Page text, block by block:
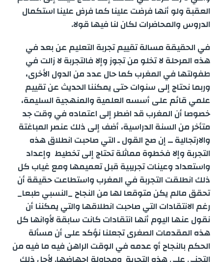
العقبة ولو أنها فرضت علينا كما فرض علينا استكمال
الدروس والمحاضرات لكان لنا فيها قولا.
في الحقيقة مسالة تقييم تجربة التعليم عن بعد في
هذه المرحلة لا تخلو من تجوز وإلا فالتجربة لا زالت في
طفولتها في المغرب كما حال عدد من الدول الأخرى،
وربما نحتاج إلى سنوات حتى يمكننا الحديث عن تقييم
علمي قائم على أسسه العلمية والمنهجية السليمة،
خصوصا أن المغرب قد اضطر إلى اعتماده في وقت جد
متأخر من السنة الدراسية، أضف إلى ذلك عنصر المباغتة
والارتجالية ــ إن صح القول ـ التي صاحبت انطلاق هذه
التجربة وإلا فخطوة مماثلة تحتاج إلى تخطيط وإعداد
واستعداد وعينات تجريبية قبل تعميمها ومع غياب كل
ذلك انطلقت التجربة في المغرب واستطاعت حقيقة أن
تحقق مالم يكن متوقعا لها من النجاح _النسبي طبعا_
رغم الانتقادات التي صاحبت انطلاقها والتي يمكننا أن
نقول عنها اليوم أنها انتقادات كانت سابقة لأوانها كل
هذه المقدمات الصغرى تجعلنا نؤكد على أن مسألة
الحكم بالنجاح أو عدمه في الوقت الراهن فيه ما فيه من